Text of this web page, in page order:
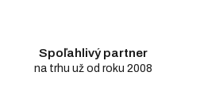
Spoľahlivý partner
na trhu už od roku 2008